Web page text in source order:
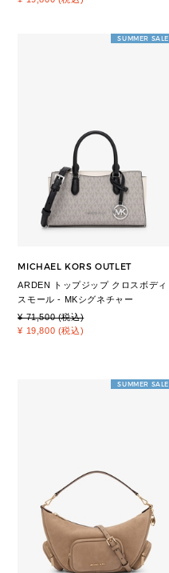
SUMMER SALE
MICHAEL KORS OUTLET
ARDEN トップジップ クロスボディ
スモール - MKシグネチャー
¥ 71,500 (税込)
¥ 19,800 (税込)
SUMMER SALE